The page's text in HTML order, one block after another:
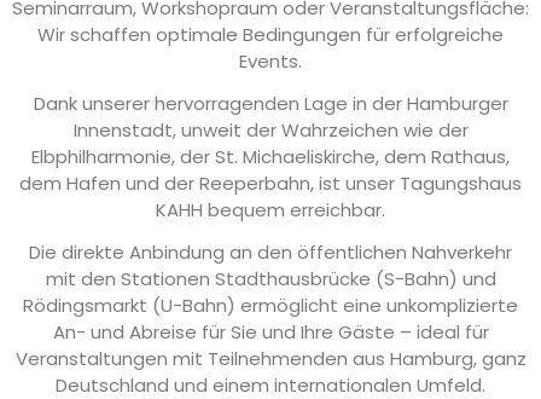
Seminarraum, Workshopraum oder Veranstaltungsfläche:
Wir schaffen optimale Bedingungen für erfolgreiche
Events.
Dank unserer hervorragenden Lage in der Hamburger
Innenstadt, unweit der Wahrzeichen wie der
Elbphilharmonie, der St. Michaeliskirche, dem Rathaus,
dem Hafen und der Reeperbahn, ist unser Tagungshaus
KAHH bequem erreichbar.
Die direkte Anbindung an den öffentlichen Nahverkehr
mit den Stationen Stadthausbrücke (S-Bahn) und
Rödingsmarkt (U-Bahn) ermöglicht eine unkomplizierte
An- und Abreise für Sie und Ihre Gäste – ideal für
Veranstaltungen mit Teilnehmenden aus Hamburg, ganz
Deutschland und einem internationalen Umfeld.